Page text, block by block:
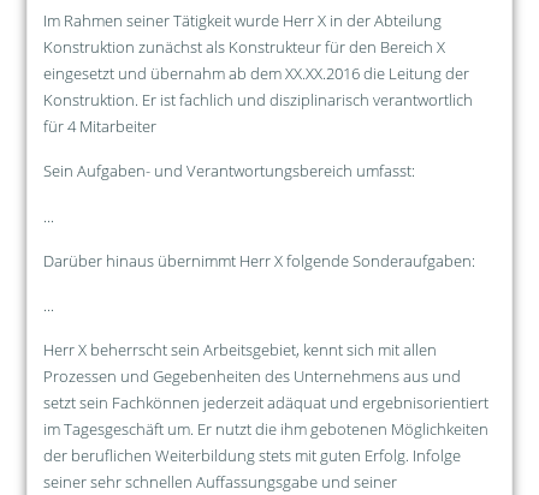
Im Rahmen seiner Tätigkeit wurde Herr X in der Abteilung
Konstruktion zunächst als Konstrukteur für den Bereich X
eingesetzt und übernahm ab dem XX.XX.2016 die Leitung der
Konstruktion. Er ist fachlich und disziplinarisch verantwortlich
für 4 Mitarbeiter
Sein Aufgaben- und Verantwortungsbereich umfasst:
...
Darüber hinaus übernimmt Herr X folgende Sonderaufgaben:
...
Herr X beherrscht sein Arbeitsgebiet, kennt sich mit allen
Prozessen und Gegebenheiten des Unternehmens aus und
setzt sein Fachkönnen jederzeit adäquat und ergebnisorientiert
im Tagesgeschäft um. Er nutzt die ihm gebotenen Möglichkeiten
der beruflichen Weiterbildung stets mit guten Erfolg. Infolge
seiner sehr schnellen Auffassungsgabe und seiner